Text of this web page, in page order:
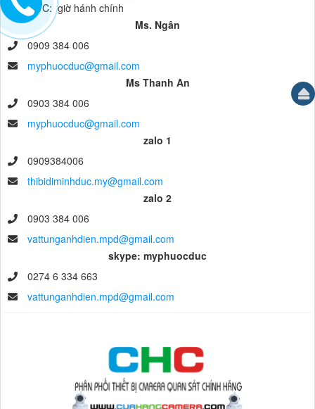
anh ĐỨC: giờ hánh chính
Ms. Ngân
0909 384 006
myphuocduc@gmail.com
Ms Thanh An
0903 384 006
myphuocduc@gmail.com
zalo 1
0909384006
thibidiminhduc.my@gmail.com
zalo 2
0903 384 006
vattunganhdien.mpd@gmail.com
skype: myphuocduc
0274 6 334 663
vattunganhdien.mpd@gmail.com